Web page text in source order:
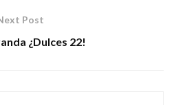
Post
¿Dulces 22!